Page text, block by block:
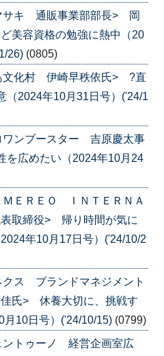
サキ 通販事業部部長> 岡
美容資格の勉強に熱中（20
26) (0805)
文化村 伊崎早秩依氏> ?直
（2024年10月31日号）('24/1
ワンブースター 吉原慶太事
広めたい（2024年10月24
ＭＥＲＥＯ ＩＮＴＥＲＮＡ
取締役> 帰り時間が気に
年10月17日号）('24/10/2
クス ブランドマネジメント
氏> 休養大切に、挑戦す
月10日号）('24/10/15) (0799)
ントゥーノ 経営企画室広